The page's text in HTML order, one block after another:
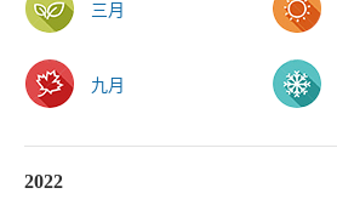
三月
九月
2022